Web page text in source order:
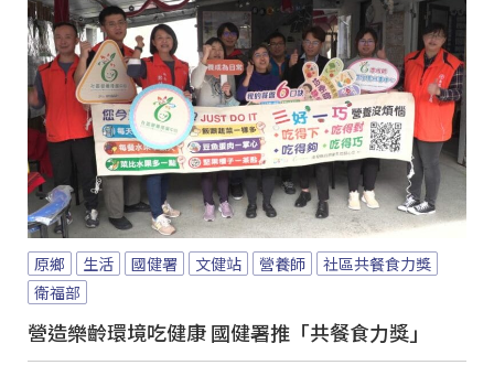
原鄉 生活 國健署 文健站 營養師
社區共餐食力獎
衛福部
營造樂齡環境吃健康 國健署推「共餐食力獎」